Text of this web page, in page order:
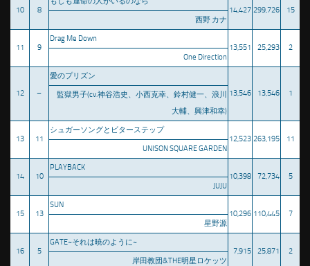
10 8
14,427 299,726
15
西野 カナ
11 9
Drag Me Down
13,551
25,293
2
One Direction
12 –
愛のプリズン
13,546
13,546 1
監獄男子(cv.神谷浩史、小西克幸、鈴村健一、浪川
大輔、興津和幸)
13 11
シュガーソングとビターステップ
12,523 263,195
11
UNISON SQUARE GARDEN
14 10
PLAYBACK
10,398
72,734
5
JUJU
15 13
SUN
10,296 110,445
7
星野源
16 5
GATE~それは暁のように~
7,915
25,871
2
岸田教団&THE明星ロケッツ